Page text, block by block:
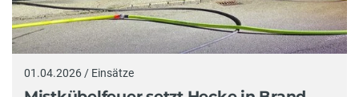
01.04.2026 / Einsätze